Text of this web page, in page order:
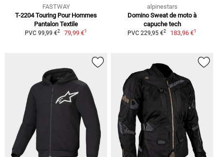
FASTWAY
T-2204 Touring Pour Hommes
Pantalon Textile
PVC 99,99 €2 79,99 €1
alpinestars
Domino Sweat de moto à
capuche tech
PVC 229,95 €2 183,96 €1